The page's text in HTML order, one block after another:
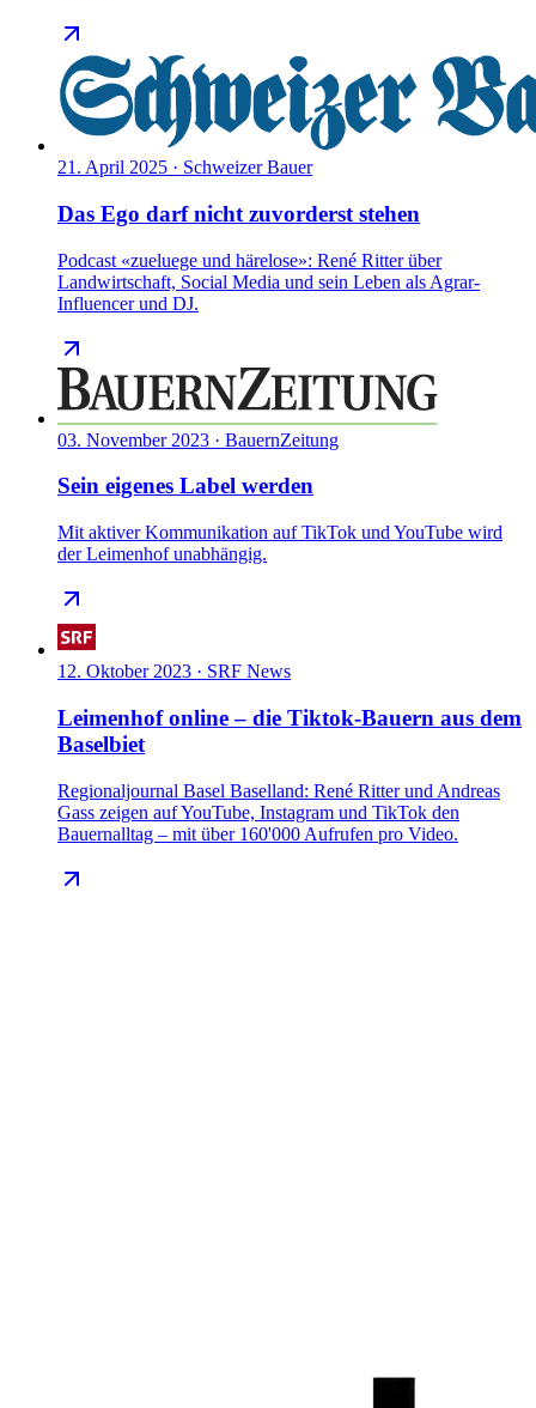
21. April 2025 · Schweizer Bauer
Das Ego darf nicht zuvorderst stehen
Podcast «zueluege und härelose»: René Ritter über
Landwirtschaft, Social Media und sein Leben als Agrar-
Influencer und DJ.
03. November 2023 · BauernZeitung
Sein eigenes Label werden
Mit aktiver Kommunikation auf TikTok und YouTube wird
der Leimenhof unabhängig.
12. Oktober 2023 · SRF News
Leimenhof online – die Tiktok-Bauern aus dem
Baselbiet
Regionaljournal Basel Baselland: René Ritter und Andreas
Gass zeigen auf YouTube, Instagram und TikTok den
Bauernalltag – mit über 160'000 Aufrufen pro Video.